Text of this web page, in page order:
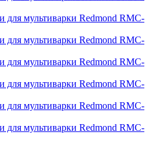
для мультиварки Redmond RMC-
для мультиварки Redmond RMC-
для мультиварки Redmond RMC-
для мультиварки Redmond RMC-
для мультиварки Redmond RMC-
для мультиварки Redmond RMC-